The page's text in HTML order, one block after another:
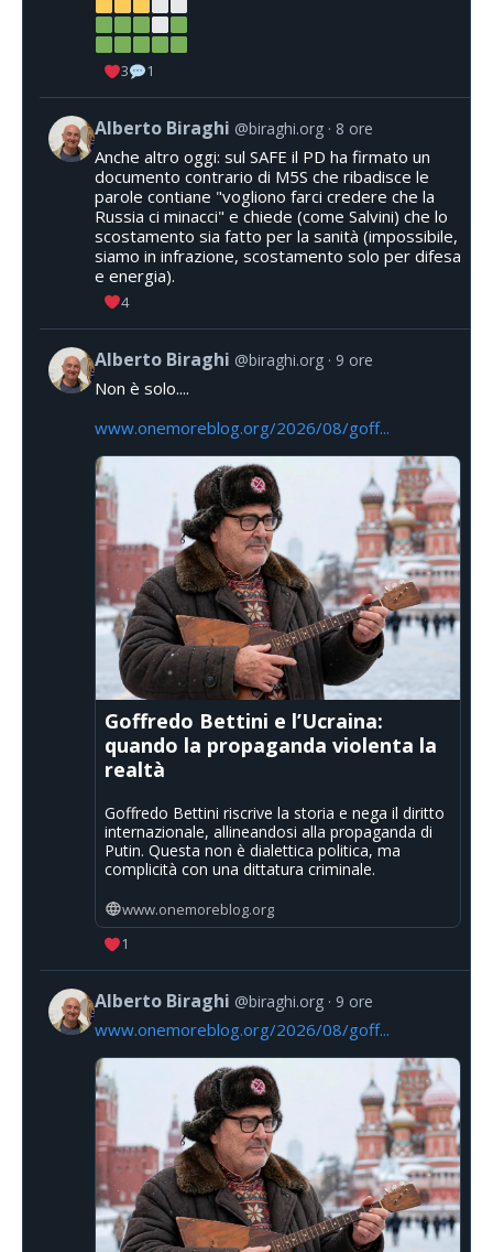
3 1
Alberto Biraghi @biraghi.org 8 ore
Anche altro oggi: sul SAFE il PD ha firmato un
documento contrario di M5S che ribadisce le
parole contiane "vogliono farci credere che la
Russia ci minacci" e chiede (come Salvini) che lo
scostamento sia fatto per la sanità (impossibile,
siamo in infrazione, scostamento solo per difesa
e energia).
4
Alberto Biraghi @biraghi.org 9 ore
Non è solo....
www.onemoreblog.org/2026/08/goff...
Goffredo Bettini e l’Ucraina:
quando la propaganda violenta la
realtà
Goffredo Bettini riscrive la storia e nega il diritto
internazionale, allineandosi alla propaganda di
Putin. Questa non è dialettica politica, ma
complicità con una dittatura criminale.
www.onemoreblog.org
1
Alberto Biraghi @biraghi.org 9 ore
www.onemoreblog.org/2026/08/goff...